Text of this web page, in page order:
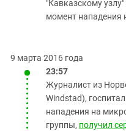
"Кавказскому
момент нападения
9 марта 2016 года
23:57
Журналист из
Windstad),
нападения на
группы, получил